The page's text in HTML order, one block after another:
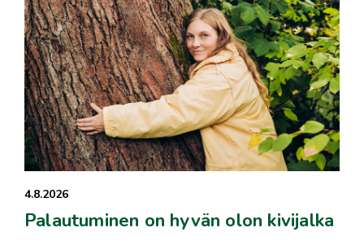
4.8.2026
Palautuminen on hyvän olon kivijalka